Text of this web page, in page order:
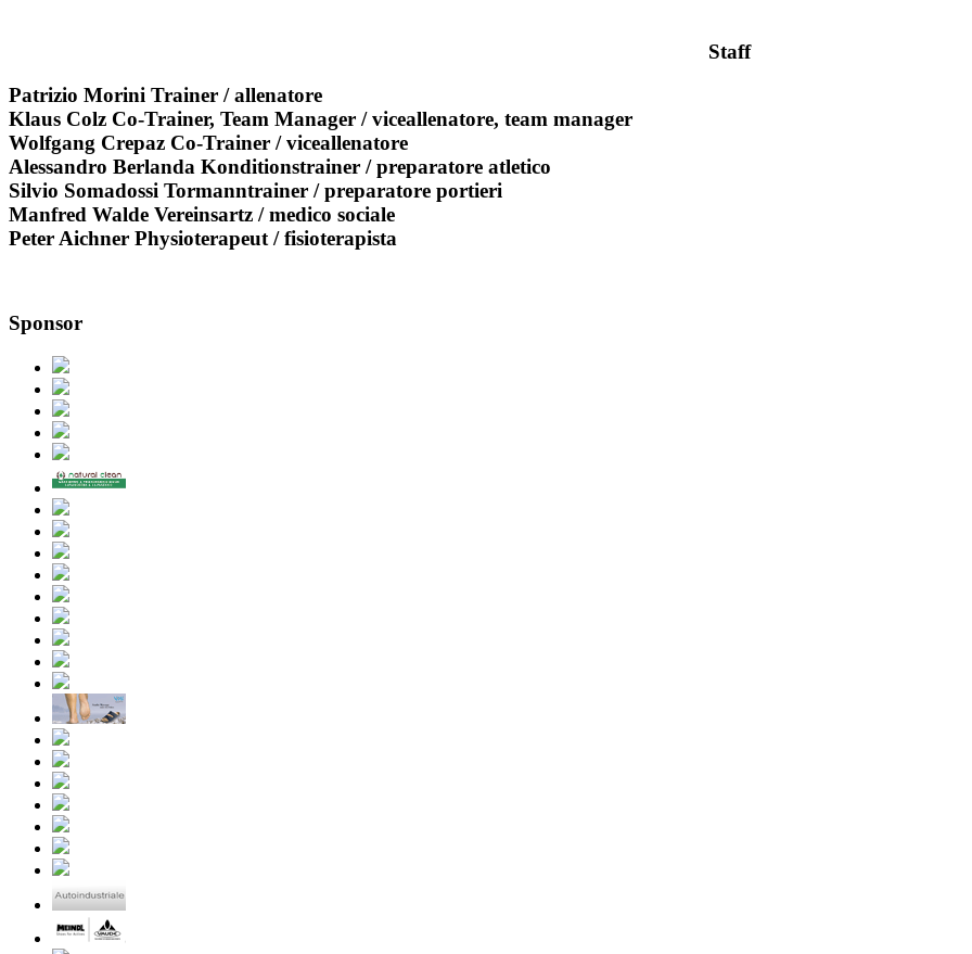
Staff
Patrizio Morini Trainer / allenatore
Klaus Colz Co-Trainer, Team Manager / viceallenatore, team manager
Wolfgang Crepaz Co-Trainer / viceallenatore
Alessandro Berlanda Konditionstrainer / preparatore atletico
Silvio Somadossi Tormanntrainer / preparatore portieri
Manfred Walde Vereinsartz / medico sociale
Peter Aichner Physioterapeut / fisioterapista
Sponsor